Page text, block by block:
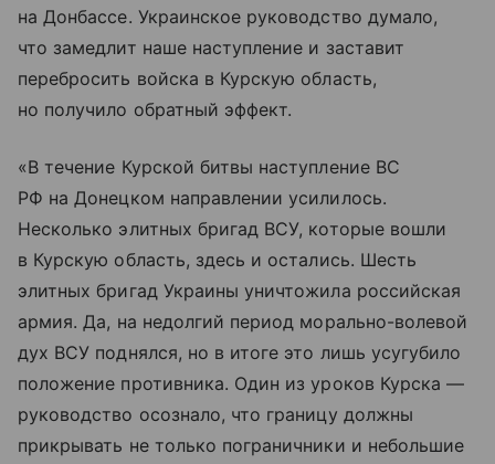
на Донбассе. Украинское руководство думало,
что замедлит наше наступление и заставит
перебросить войска в Курскую область,
но получило обратный эффект.
«В течение Курской битвы наступление ВС
РФ на Донецком направлении усилилось.
Несколько элитных бригад ВСУ, которые вошли
в Курскую область, здесь и остались. Шесть
элитных бригад Украины уничтожила российская
армия. Да, на недолгий период морально-волевой
дух ВСУ поднялся, но в итоге это лишь усугубило
положение противника. Один из уроков Курска —
руководство осознало, что границу должны
прикрывать не только пограничники и небольшие